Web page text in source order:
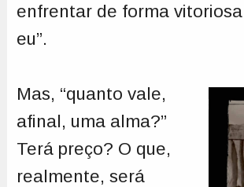
enfrentar de forma vitoriosa
eu”.
Mas, “quanto vale,
afinal, uma alma?”
Terá preço? O que,
realmente, será